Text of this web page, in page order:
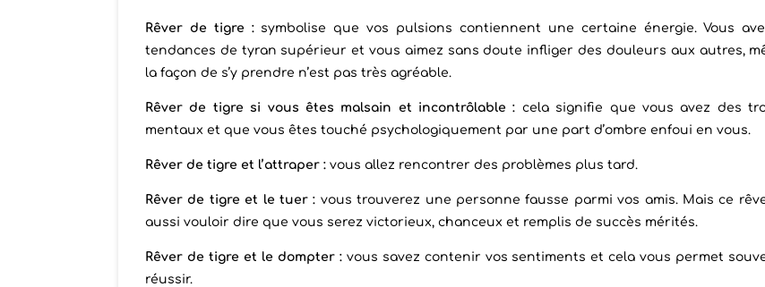
Rêver de tigre :symbolise que vos pulsions contiennent une certaine énergie. Vous
tendances de tyran supérieur et vous aimez sans doute infliger des douleurs aux autres,
la façon de s’y prendre n’est pas très agréable.
Rêver de tigre si vous êtes malsain et incontrôlable : cela signifie que vous avez des
mentaux et que vous êtes touché psychologiquement par une part d’ombre enfoui en vous.
Rêver de tigre et l’attraper : vous allez rencontrer des problèmes plus tard.
Rêver de tigre et le tuer : vous trouverez une personne fausse parmi vos amis. Mais ce
aussi vouloir dire que vous serez victorieux, chanceux et remplis de succès mérités.
Rêver de tigre et le dompter :vous savez contenir vos sentiments et cela vous permet
réussir.